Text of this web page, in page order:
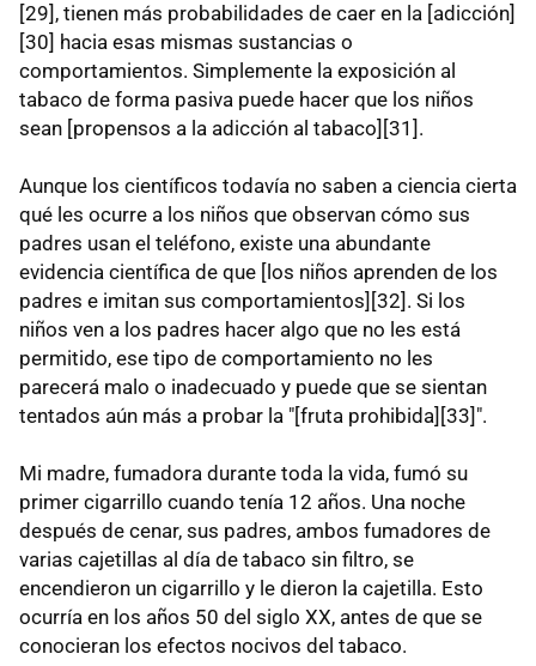
[29], tienen más probabilidades de caer en la [adicción]
[30] hacia esas mismas sustancias o
comportamientos. Simplemente la exposición al
tabaco de forma pasiva puede hacer que los niños
sean [propensos a la adicción al tabaco][31].
Aunque los científicos todavía no saben a ciencia cierta
qué les ocurre a los niños que observan cómo sus
padres usan el teléfono, existe una abundante
evidencia científica de que [los niños aprenden de los
padres e imitan sus comportamientos][32]. Si los
niños ven a los padres hacer algo que no les está
permitido, ese tipo de comportamiento no les
parecerá malo o inadecuado y puede que se sientan
tentados aún más a probar la "[fruta prohibida][33]".
Mi madre, fumadora durante toda la vida, fumó su
primer cigarrillo cuando tenía 12 años. Una noche
después de cenar, sus padres, ambos fumadores de
varias cajetillas al día de tabaco sin filtro, se
encendieron un cigarrillo y le dieron la cajetilla. Esto
ocurría en los años 50 del siglo XX, antes de que se
conocieran los efectos nocivos del tabaco.